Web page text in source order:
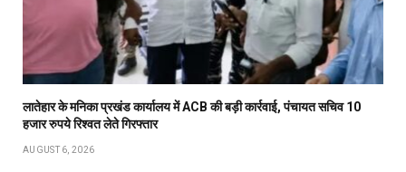
लातेहार के मनिका प्रखंड कार्यालय में ACB की बड़ी कार्रवाई, पंचायत सचिव 10
हजार रुपये रिश्वत लेते गिरफ्तार
AUGUST 6, 2026